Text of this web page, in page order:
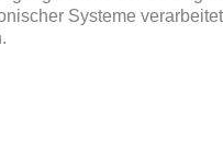
Systeme